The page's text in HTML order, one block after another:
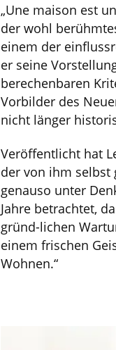
„Une maison est
der wohl
einem der
er seine
berechenbaren
Vorbilder des
nicht länger
Veröffentlicht hat
der von ihm selbst
genauso unter
Jahre betrachtet,
gründ-lichen
einem frischen
Wohnen.“